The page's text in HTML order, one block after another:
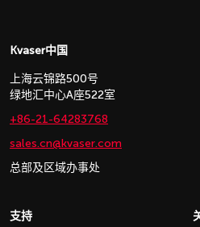
Kvaser中国
上海云锦路500号
绿地汇中心A座522室
+86-21-64283768
sales.cn@kvaser.com
总部及区域办事处
支持